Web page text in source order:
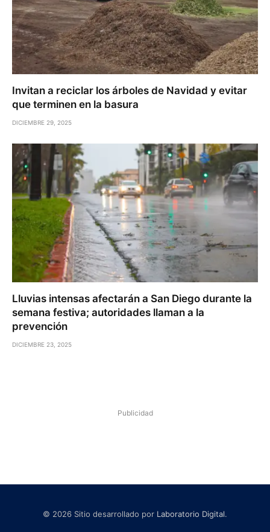
Invitan a reciclar los árboles de Navidad y evitar
que terminen en la basura
DICIEMBRE 29, 2025
Lluvias intensas afectarán a San Diego durante la
semana festiva; autoridades llaman a la
prevención
DICIEMBRE 23, 2025
Publicidad
© 2026 Sitio desarrollado por Laboratorio Digital.